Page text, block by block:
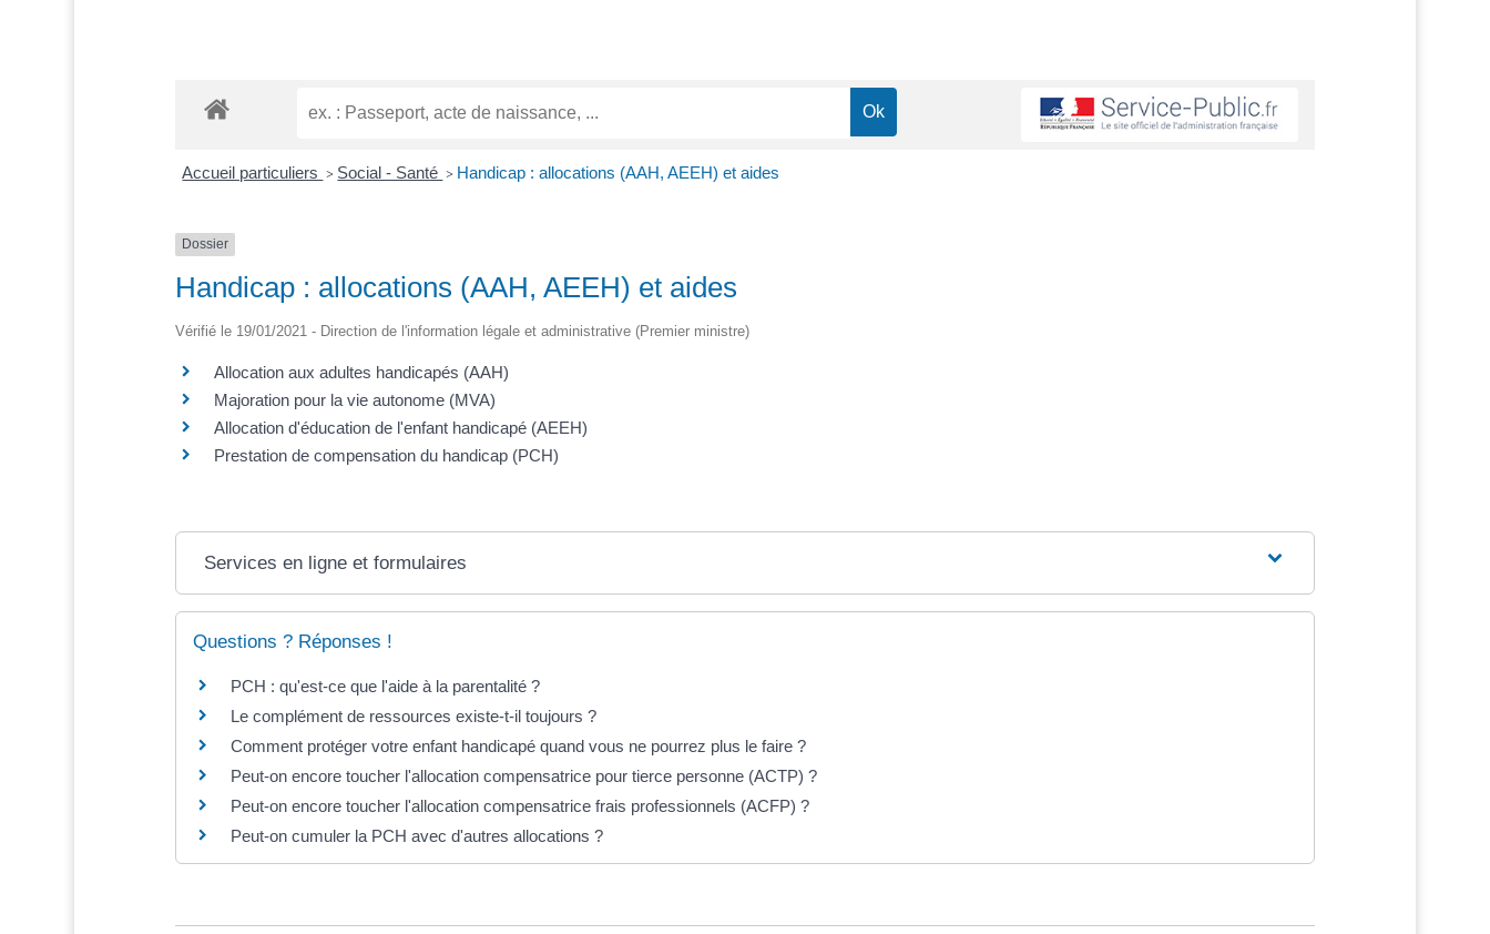
Accueil particuliers > Social - Santé > Handicap : allocations (AAH, AEEH) et aides
Dossier
Handicap : allocations (AAH, AEEH) et aides
Vérifié le 19/01/2021 - Direction de l'information légale et administrative (Premier ministre)
Allocation aux adultes handicapés (AAH)
Majoration pour la vie autonome (MVA)
Allocation d'éducation de l'enfant handicapé (AEEH)
Prestation de compensation du handicap (PCH)
Services en ligne et formulaires
Questions ? Réponses !
PCH : qu'est-ce que l'aide à la parentalité ?
Le complément de ressources existe-t-il toujours ?
Comment protéger votre enfant handicapé quand vous ne pourrez plus le faire ?
Peut-on encore toucher l'allocation compensatrice pour tierce personne (ACTP) ?
Peut-on encore toucher l'allocation compensatrice frais professionnels (ACFP) ?
Peut-on cumuler la PCH avec d'autres allocations ?